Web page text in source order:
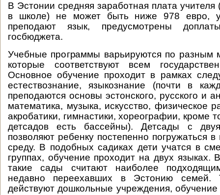
В Эстонии средняя заработная плата учителя
в школе) не может быть ниже 978 евро,
преподают язык, предусмотрены
госбюджета.
Учебные программы варьируются по разным
которые соответствуют всем
Основное обучение проходит в рамках
естествознание, языкознание (почти в
преподаются основы эстонского, русского и
математика, музыка, искусство, физическое
акробатики, гимнастики, хореографии, кроме
детсадов есть бассейны). Детсады с
позволяют ребенку постепенно погружаться
среду. В подобных садиках дети учатся в
группах, обучение проходит на двух языках.
такие сады считают наиболее
недавно переехавших в Эстонию семей.
действуют дошкольные учреждения, обучение